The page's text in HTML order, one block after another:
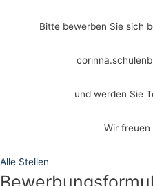
Bitte bewerben Sie sich
und werden Sie
Wir freuen
Alle Stellen